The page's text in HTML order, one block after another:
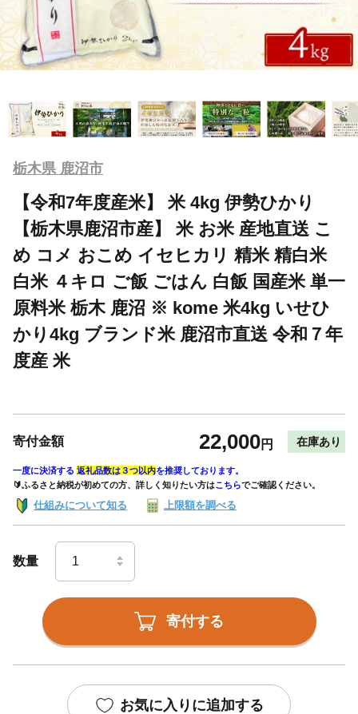
栃木県 鹿沼市
【令和7年度産米】 米 4kg 伊勢ひかり
【栃木県鹿沼市産】 米 お米 産地直送 こ
め コメ おこめ イセヒカリ 精米 精白米
白米 ４キロ ご飯 ごはん 白飯 国産米 単一
原料米 栃木 鹿沼 ※ kome 米4kg いせひ
かり4kg ブランド米 鹿沼市直送 令和７年
度産 米
寄付金額 22,000円 在庫あり
一度に決済する 返礼品数は３つ以内を推奨しております。
🔰ふるさと納税が初めての方、詳しく知りたい方はこちらでご確認ください。
仕組みについて知る 上限額を調べる
数量
寄付する
お気に入りに追加する